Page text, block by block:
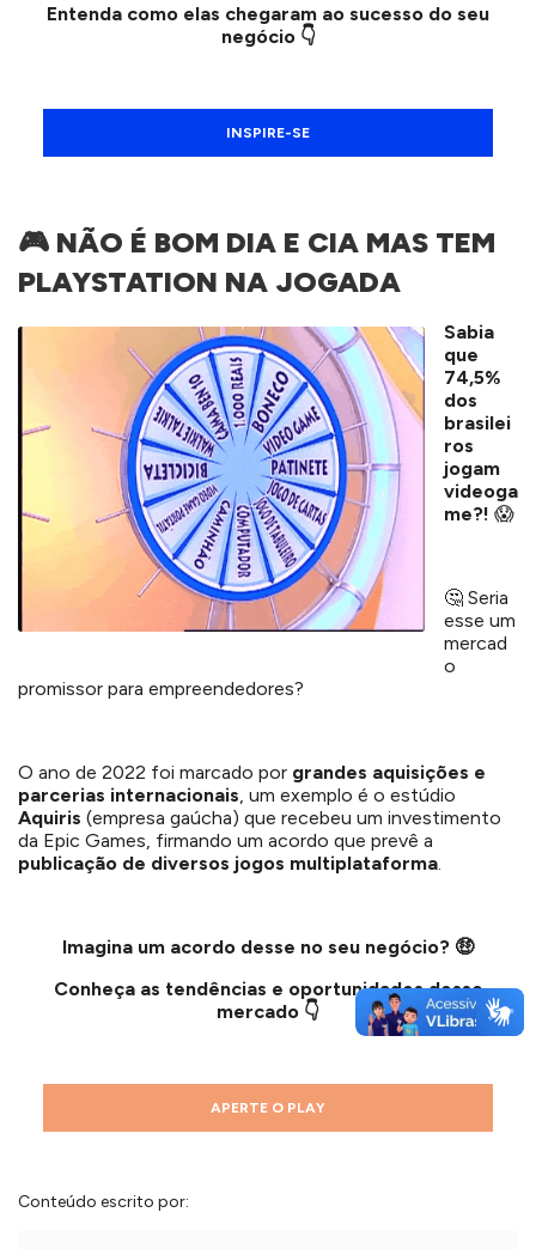
Entenda como elas chegaram ao sucesso do seu
negócio 👇
INSPIRE-SE
🎮 NÃO É BOM DIA E CIA MAS TEM
PLAYSTATION NA JOGADA
Sabia
que
74,5%
dos
brasilei
ros
jogam
videoga
me?! 😱
🤔 Seria
esse um
mercad
o
promissor para empreendedores?
O ano de 2022 foi marcado por grandes aquisições e
parcerias internacionais, um exemplo é o estúdio
Aquiris (empresa gaúcha) que recebeu um investimento
da Epic Games, firmando um acordo que prevê a
publicação de diversos jogos multiplataforma.
Imagina um acordo desse no seu negócio? 🤑
Conheça as tendências e oportunidades desse
mercado 👇
APERTE O PLAY
Conteúdo escrito por: